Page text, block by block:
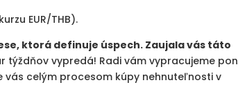
EUR/THB).
ktorá definuje úspech.Zaujala vás táto
vypredá! Radi vám vypracujeme
celým procesom kúpy nehnuteľnosti v